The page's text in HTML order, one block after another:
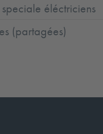
éléctriciens
(partagées)